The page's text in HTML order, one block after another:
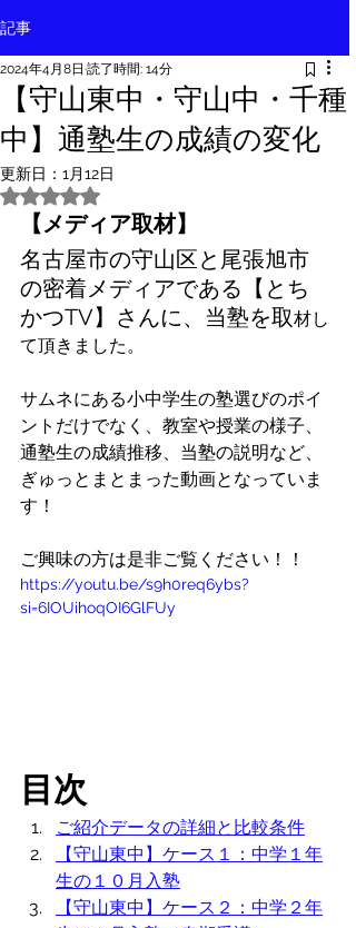
記事
【守山東中・守山中・千種
中】通塾生の成績の変化
2024年4月8日 読了時間: 14分
更新日： 1月12日
5つ星のうちNaNと評価されています。
【メディア取材】
名古屋市の守山区と尾張旭市
の密着メディアである【とち
かつTV】さんに、当塾を取材し
て頂きました。
サムネにある小中学生の塾選びのポイ
ントだけでなく、教室や授業の様子、
通塾生の成績推移、当塾の説明など、
ぎゅっとまとまった動画となっていま
す！
ご興味の方は是非ご覧ください！！
https://youtu.be/s9h0req6ybs?
si=6IOUihoqOI6GlFUy
目次
ご紹介データの詳細と比較条件
【守山東中】ケース１：中学１年
生の１０月入塾
【守山東中】 ケース２：中学２年